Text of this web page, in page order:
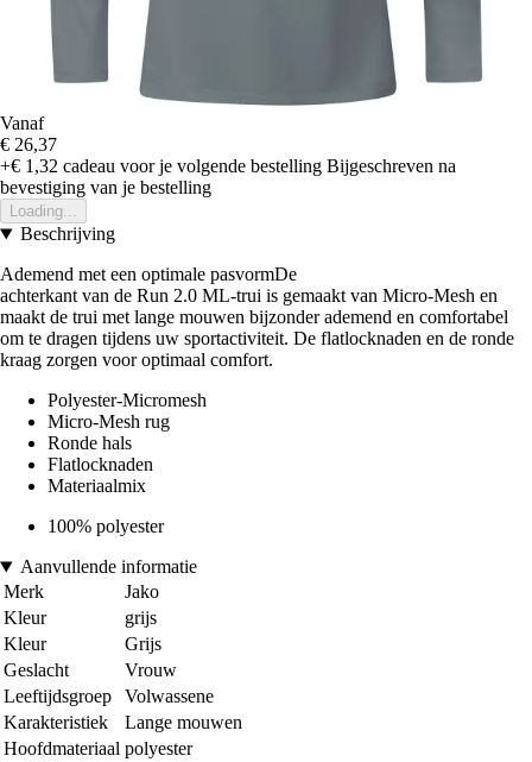
Vanaf
€ 26,37
+€ 1,32 cadeau voor je volgende bestelling Bijgeschreven na
bevestiging van je bestelling
Loading...
Beschrijving
Ademend met een optimale pasvormDe
achterkant van de Run 2.0 ML-trui is gemaakt van Micro-Mesh en
maakt de trui met lange mouwen bijzonder ademend en comfortabel
om te dragen tijdens uw sportactiviteit. De flatlocknaden en de ronde
kraag zorgen voor optimaal comfort.
Polyester-Micromesh
Micro-Mesh rug
Ronde hals
Flatlocknaden
Materiaalmix
100% polyester
Aanvullende informatie
Merk
Jako
Kleur
grijs
Kleur
Grijs
Geslacht
Vrouw
Leeftijdsgroep
Volwassene
Karakteristiek
Lange mouwen
Hoofdmateriaal polyester